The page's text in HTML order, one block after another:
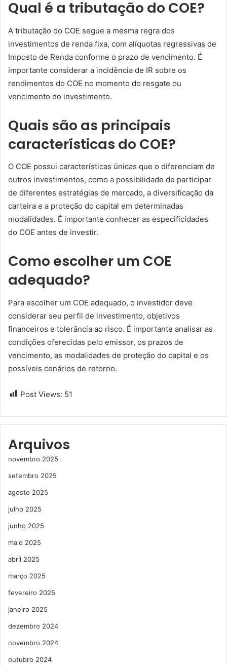
Qual é a tributação do COE?
A tributação do COE segue a mesma regra dos
investimentos de renda fixa, com alíquotas regressivas de
Imposto de Renda conforme o prazo de vencimento. É
importante considerar a incidência de IR sobre os
rendimentos do COE no momento do resgate ou
vencimento do investimento.
Quais são as principais
características do COE?
O COE possui características únicas que o diferenciam de
outros investimentos, como a possibilidade de participar
de diferentes estratégias de mercado, a diversificação da
carteira e a proteção do capital em determinadas
modalidades. É importante conhecer as especificidades
do COE antes de investir.
Como escolher um COE
adequado?
Para escolher um COE adequado, o investidor deve
considerar seu perfil de investimento, objetivos
financeiros e tolerância ao risco. É importante analisar as
condições oferecidas pelo emissor, os prazos de
vencimento, as modalidades de proteção do capital e os
possíveis cenários de retorno.
Post Views: 51
Arquivos
novembro 2025
setembro 2025
agosto 2025
julho 2025
junho 2025
maio 2025
abril 2025
março 2025
fevereiro 2025
janeiro 2025
dezembro 2024
novembro 2024
outubro 2024